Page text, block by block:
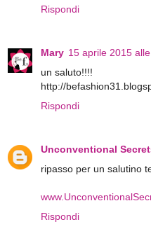
Rispondi
Mary 15 aprile 2015
un saluto!!!!
http://
Rispondi
Unconventional
ripasso per un salutino
Rispondi